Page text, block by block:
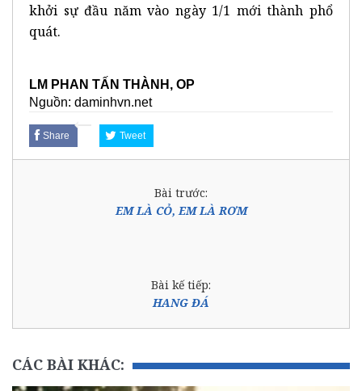
khởi sự đầu năm vào ngày 1/1 mới thành phổ
quát.
LM PHAN TẤN THÀNH, OP
Nguồn: daminhvn.net
Share Tweet
Bài trước:
EM LÀ CỎ, EM LÀ RƠM
Bài kế tiếp:
HANG ĐÁ
CÁC BÀI KHÁC: